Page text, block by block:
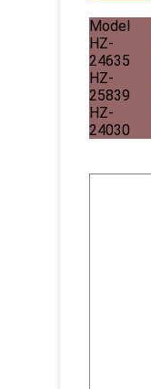
Model
HZ-
24635
HZ-
25839
HZ-
24030